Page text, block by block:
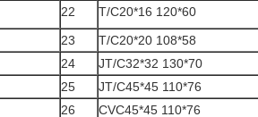
22
T/C20*16 120*60
23
T/C20*20 108*58
24
JT/C32*32 130*70
25
JT/C45*45 110*76
26
CVC45*45 110*76